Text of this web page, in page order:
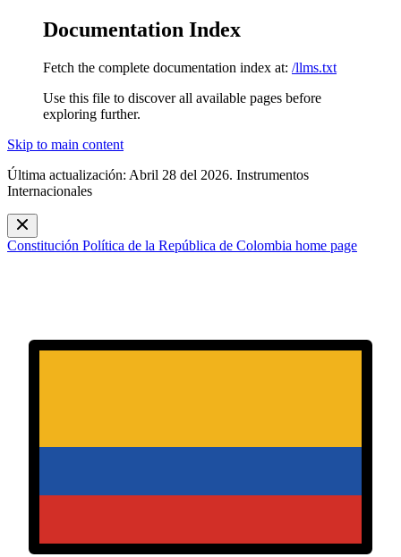
Documentation Index
Fetch the complete documentation index at: /llms.txt
Use this file to discover all available pages before
exploring further.
Skip to main content
Última actualización: Abril 28 del 2026. Instrumentos
Internacionales
Constitución Política de la República de Colombia home page